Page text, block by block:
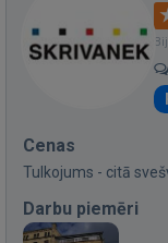
Cenas
Tulkojums - citā
Darbu piemēri